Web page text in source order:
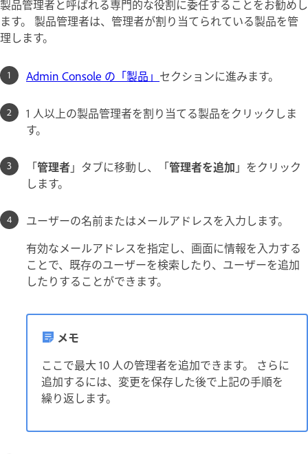
製品管理者と呼ばれる専門的な役割に委任することをお勧めし
ます。 製品管理者は、管理者が割り当てられている製品を管
理します。
Admin Console の「製品」 セクションに進みます。
1 人以上の製品管理者を割り当てる製品をクリックしま
す。
「管理者」タブに移動し、「管理者を追加 」をクリック
します。
ユーザーの名前またはメールアドレスを入力します。
有効なメールアドレスを指定し、画面に情報を入力する
ことで、既存のユーザーを検索したり、ユーザーを追加
したりすることができます。
メモ
ここで最大 10 人の管理者を追加できます。 さらに
追加するには、変更を保存した後で上記の手順を
繰り返します。